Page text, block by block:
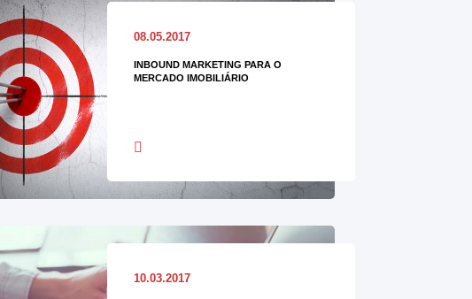
08.05.2017
INBOUND MARKETING PARA O
MERCADO IMOBILIÁRIO
10.03.2017